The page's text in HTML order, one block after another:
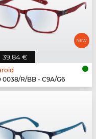
39,84 €
0038/R/BB - C9A/G6